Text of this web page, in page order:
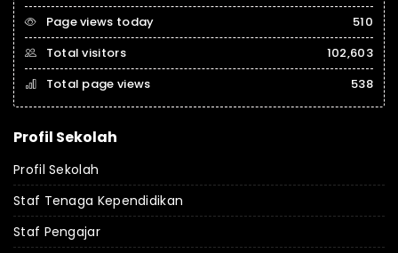
Page views today
510
Total visitors
102,603
Total page views
538
Profil Sekolah
Profil Sekolah
Staf Tenaga Kependidikan
Staf Pengajar